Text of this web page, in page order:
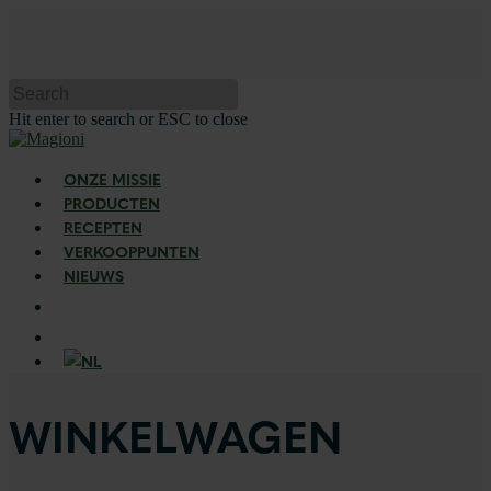
Hit enter to search or ESC to close
ONZE MISSIE
PRODUCTEN
RECEPTEN
VERKOOPPUNTEN
NIEUWS
WINKELWAGEN